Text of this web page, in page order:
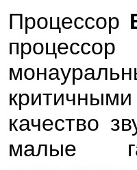
Процессор
качество
малые